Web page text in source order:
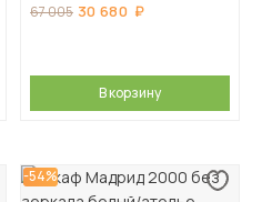
67 005 30 680
В корзину
-54%